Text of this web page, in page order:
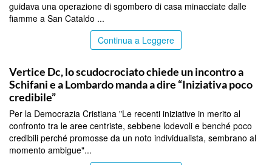
guidava una operazione di sgombero di casa minacciate dalle
fiamme a San Cataldo ...
Continua a Leggere
Vertice Dc, lo scudocrociato chiede un incontro a
Schifani e a Lombardo manda a dire “Iniziativa poco
credibile”
Per la Democrazia Cristiana "Le recenti iniziative in merito al
confronto tra le aree centriste, sebbene lodevoli e benché poco
credibili perché promosse da un noto individualista, sembrano al
momento ambigue"...